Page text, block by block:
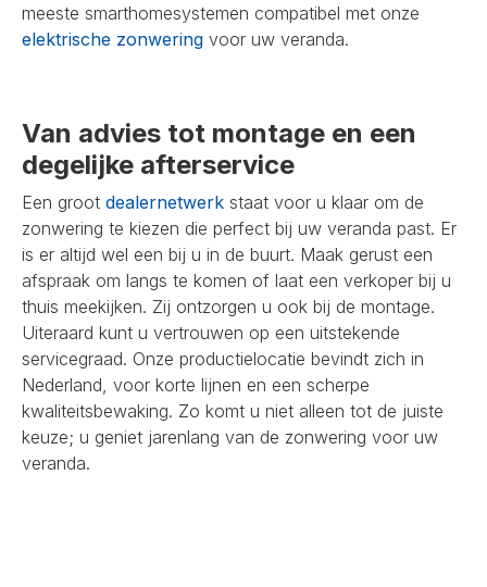
meeste smarthomesystemen compatibel met onze
elektrische zonwering voor uw veranda.
Van advies tot montage en een
degelijke afterservice
Een groot dealernetwerk staat voor u klaar om de
zonwering te kiezen die perfect bij uw veranda past. Er
is er altijd wel een bij u in de buurt. Maak gerust een
afspraak om langs te komen of laat een verkoper bij u
thuis meekijken. Zij ontzorgen u ook bij de montage.
Uiteraard kunt u vertrouwen op een uitstekende
servicegraad. Onze productielocatie bevindt zich in
Nederland, voor korte lijnen en een scherpe
kwaliteitsbewaking. Zo komt u niet alleen tot de juiste
keuze; u geniet jarenlang van de zonwering voor uw
veranda.